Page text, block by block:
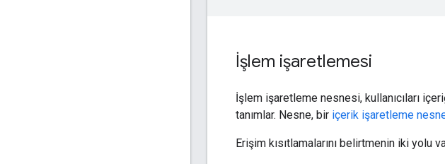
İşlem işaretlemesi
İşlem işaretleme nesnesi, kullanıcıları
tanımlar. Nesne, bir içerik işaretleme
Erişim kısıtlamalarını belirtmenin iki yolu